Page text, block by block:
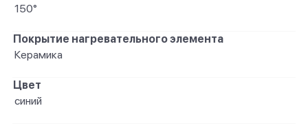
150°
Покрытие нагревательного элемента
Керамика
Цвет
синий